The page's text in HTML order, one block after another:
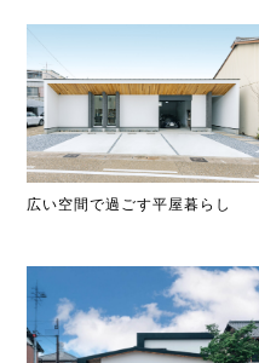
広い空間で過ごす平屋暮らし